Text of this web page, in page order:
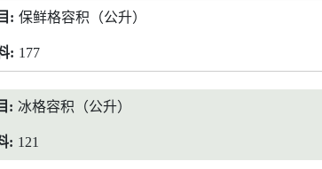
保鲜格容积（公升）
177
冰格容积（公升）
121